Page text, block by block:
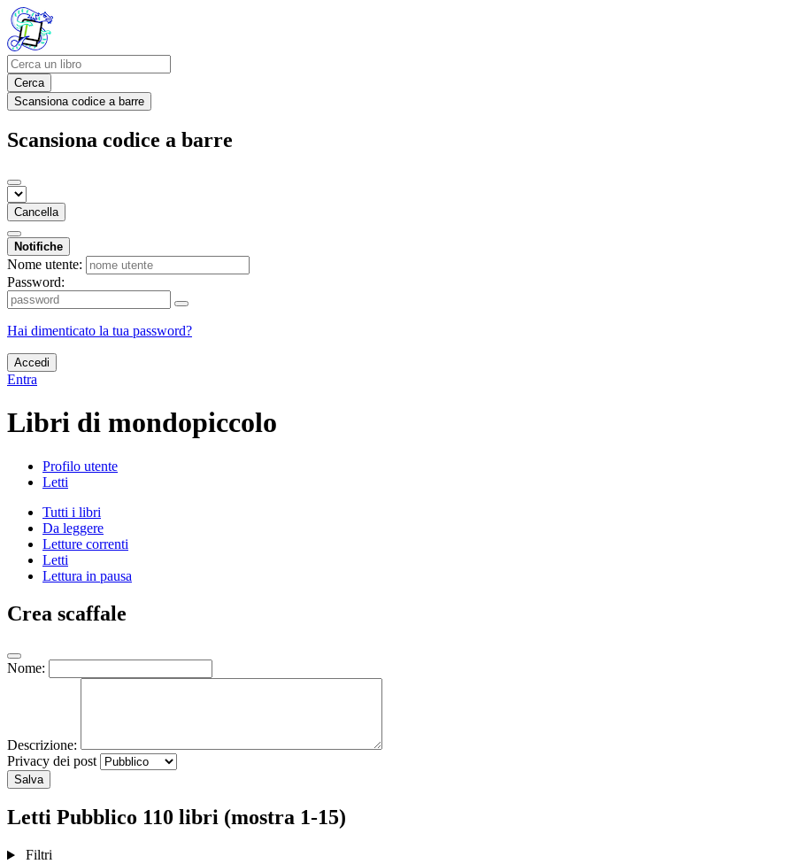
Cerca
Scansiona codice a barre
Scansiona codice a barre
Cancella
Notifiche
Nome utente:
Password:
Hai dimenticato la tua password?
Accedi
Entra
Libri di mondopiccolo
Profilo utente
Letti
Tutti i libri
Da leggere
Letture correnti
Letti
Lettura in pausa
Crea scaffale
Nome:
Descrizione:
Privacy dei post
Salva
Letti Pubblico 110 libri (mostra 1-15)
Filtri